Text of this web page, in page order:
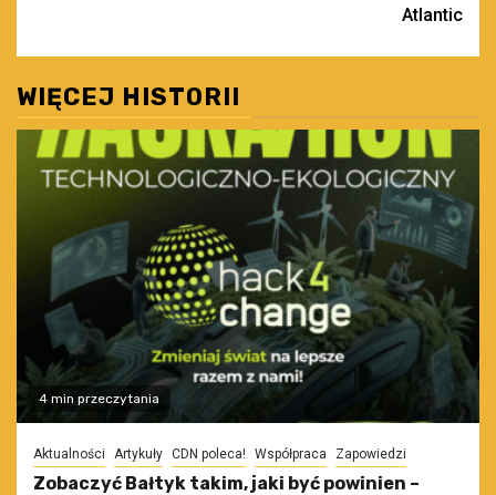
Atlantic
WIĘCEJ HISTORII
4 min przeczytania
Aktualności Artykuły CDN poleca! Współpraca Zapowiedzi
Zobaczyć Bałtyk takim, jaki być powinien –